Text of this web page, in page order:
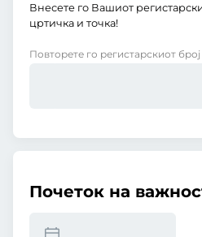
Внесете го Вашиот
цртичка и точка!
Повторете го регистарскиот број
Почеток на